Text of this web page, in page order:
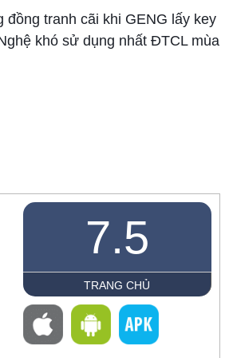
đồng tranh cãi khi GENG lấy key
khó sử dụng nhất ĐTCL mùa
7.5
TRANG CHỦ